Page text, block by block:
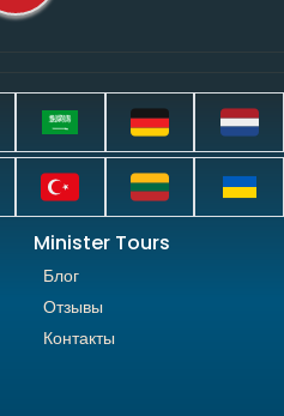
Minister Tours
Блог
Отзывы
Контакты